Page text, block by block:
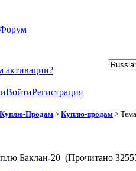
активации?
ВойтиРегистрация
Куплю-Продам > Куплю-продам >
Баклан-20 (Прочитано